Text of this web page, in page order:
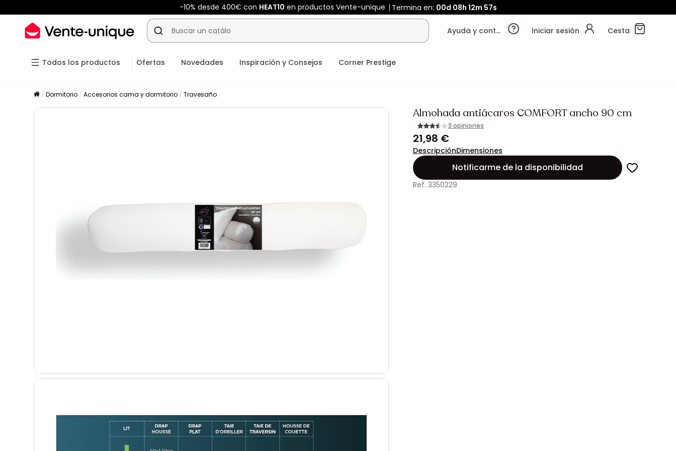
-10% desde 400€ con HEAT10 en productos Vente-unique Termina en: 00d 08h 12m 56s
Ayuda y contacto Iniciar sesión Cesta
Todos los productos Ofertas Novedades Inspiración y Consejos Corner Prestige
Dormitorio Accesorios cama y dormitorio Travesaño
Almohada antiácaros COMFORT ancho 90 cm
3 opiniones
21,98 €
DescripciónDimensiones
Notificarme de la disponibilidad
Ref. 3350229